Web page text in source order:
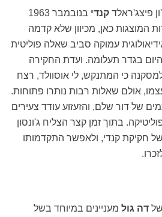
פיצג'ראלד קנדי
בנובמבר 1963
המוצגות כאן, מכיוון שלא קדמה
עמוקה סביב שאלה פוליטית
בגדר תעלומה. ועדת החקירה
כי המתנקש, לי אוסוולד, רצח
אולם שאלות רבות נותרו פתוחות.
של דור שלם, והזעזוע עודד צעירים
בתוך זמן קצר הצליח ג'ונסון
חקיקת קנדי, ולאפשר התקדמותו
דה גול מעניינים במיוחד בשל